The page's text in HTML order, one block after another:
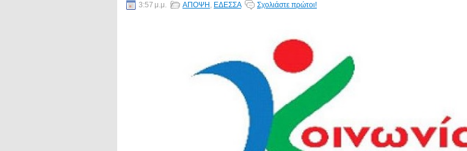
3:57 μ.μ. ΑΠΟΨΗ , ΕΔΕΣΣΑ Σχολιάστε πρώτοι!